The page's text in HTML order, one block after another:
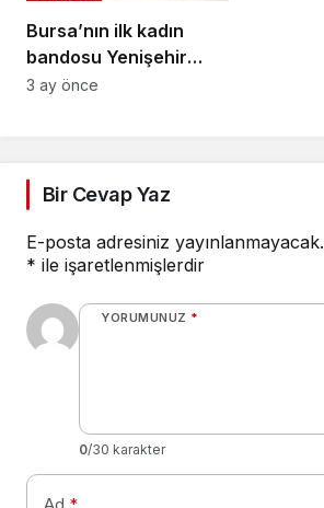
Bursa’nın ilk kadın
bandosu Yenişehir
sokaklarında
3 ay önce
Bir Cevap Yaz
E-posta adresiniz yayınlanmayacak.
* ile işaretlenmişlerdir
YORUMUNUZ *
0/30 karakter